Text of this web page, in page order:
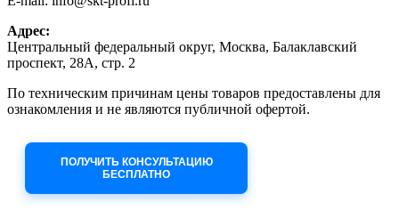
Адрес:
Центральный федеральный округ, Москва, Балаклавский
проспект, 28А, стр. 2
По техническим причинам цены товаров предоставлены для
ознакомления и не являются публичной офертой.
ПОЛУЧИТЬ КОНСУЛЬТАЦИЮ
БЕСПЛАТНО